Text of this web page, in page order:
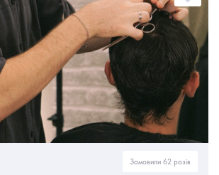
Замовили 62 разів